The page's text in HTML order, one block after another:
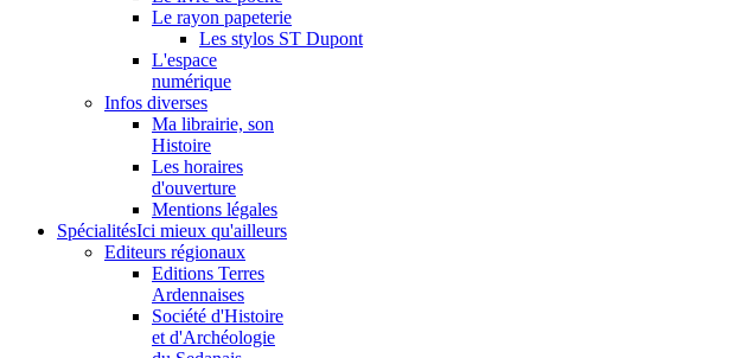
Le rayon papeterie
Les stylos ST Dupont
L'espace
numérique
Infos diverses
Ma librairie, son
Histoire
Les horaires
d'ouverture
Mentions légales
SpécialitésIci mieux qu'ailleurs
Editeurs régionaux
Editions Terres
Ardennaises
Société d'Histoire
et d'Archéologie